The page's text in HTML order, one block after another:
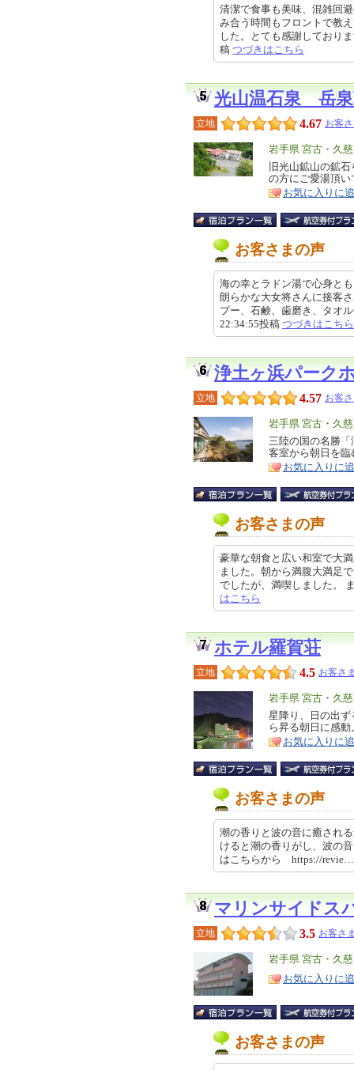
清潔で食事も美味、混雑回
み合う時間もフロントで教
した。とても感謝しており
稿 つづきはこちら
光山温石泉 岳
立地 4.67 お客
エ
リ
ア
岩手県 宮古・久
特
徴
旧光山鉱山の鉱
の方にご愛湯頂い
お気に入りに
お客さまの声
海の幸とラドン湯で心身と
朗らかな大女将さんに接客
プー、石鹸、歯磨き、タオ
22:34:55投稿 つづきはこちら
浄土ヶ浜パーク
立地 4.57 お客
エ
リ
ア
岩手県 宮古・久
特
徴
三陸の国の名勝
客室から朝日を
お気に入りに
お客さまの声
豪華な朝食と広い和室で大
ました。朝から満腹大満足
でしたが、満喫しました。
はこちら
ホテル羅賀荘
立地 4.5 お客さ
エ
リ
ア
岩手県 宮古・久
特
徴
星降り、日の出
ら昇る朝日に感動
お気に入りに
お客さまの声
潮の香りと波の音に癒され
けると潮の香りがし、波の
はこちらから https://
マリンサイドス
立地 3.5 お客さ
エ
リ
岩手県 宮古・久
特 お気に入りに
お客さまの声